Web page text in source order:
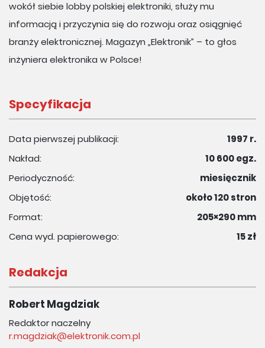
wokół siebie lobby polskiej elektroniki, służy mu
informacją i przyczynia się do rozwoju oraz osiągnięć
branży elektronicznej. Magazyn „Elektronik” – to głos
inżyniera elektronika w Polsce!
Specyfikacja
Data pierwszej publikacji:
1997 r.
Nakład:
10 600 egz.
Periodyczność:
miesięcznik
Objętość:
około 120 stron
Format:
205×290 mm
Cena wyd. papierowego:
15 zł
Redakcja
Robert Magdziak
Redaktor naczelny
r.magdziak@elektronik.com.pl